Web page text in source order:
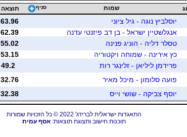
שמות סניף תוצאה
יוסלביץ נוגה - גיל ציוני 63.96
אנגלשטיין ישראל - בן דב פיזנטי עדנה 62.39
טסלר דליה - הוניג פנינה 55.02
כץ אירינה - שמוחה ויקטוריה 53.15
פרידמן ליליאן - זלינגר רות 49.2
פועה סלומון - מיכל מאיר 32.76
יוסף צביקה - שושי וייס 32.38
התאגדות ישראלית לברידג' 2022 © כל הזכויות שמורות
תוכנות חישוב ותצוגת תוצאות:אסף עמית